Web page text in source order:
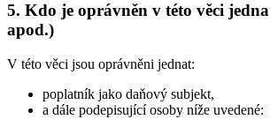
5. Kdo je oprávněn v této věci
apod.)
V této věci jsou oprávněni jednat:
poplatník jako daňový subjekt,
a dále podepisující osoby níže uvedené: